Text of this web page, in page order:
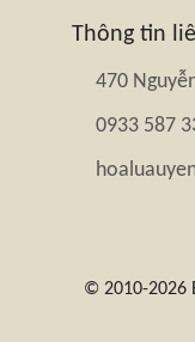
Thông tin
470
0933 587
© 2010-2026